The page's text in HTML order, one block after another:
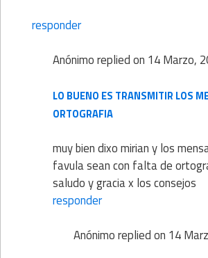
responder
Anónimoreplied on 14 Marzo,
LO BUENO ES TRANSMITIR LOS
ORTOGRAFIA
muy bien dixo mirian y los
favula sean con falta de
saludo y gracia x los consejos
responder
Anónimoreplied on 14